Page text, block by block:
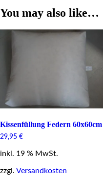
You may also like…
Kissenfüllung Federn 60x60cm
29,95 €
inkl. 19 % MwSt.
zzgl. Versandkosten